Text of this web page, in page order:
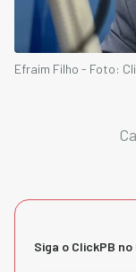
Efraim Filho - Foto:
Siga o ClickPB